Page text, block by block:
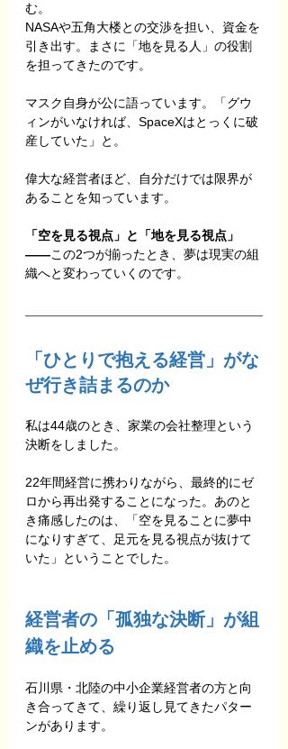
む。
NASAや五角大楼との交渉を担い、資金を
引き出す。まさに「地を見る人」の役割
を担ってきたのです。
マスク自身が公に語っています。「グウ
ィンがいなければ、SpaceXはとっくに破
産していた」と。
偉大な経営者ほど、自分だけでは限界が
あることを知っています。
「空を見る視点」と「地を見る視点」
——この2つが揃ったとき、夢は現実の組
織へと変わっていくのです。
「ひとりで抱える経営」がな
ぜ行き詰まるのか
私は44歳のとき、家業の会社整理という
決断をしました。
22年間経営に携わりながら、最終的にゼ
ロから再出発することになった。あのと
き痛感したのは、「空を見ることに夢中
になりすぎて、足元を見る視点が抜けて
いた」ということでした。
経営者の「孤独な決断」が組
織を止める
石川県・北陸の中小企業経営者の方と向
き合ってきて、繰り返し見てきたパター
ンがあります。